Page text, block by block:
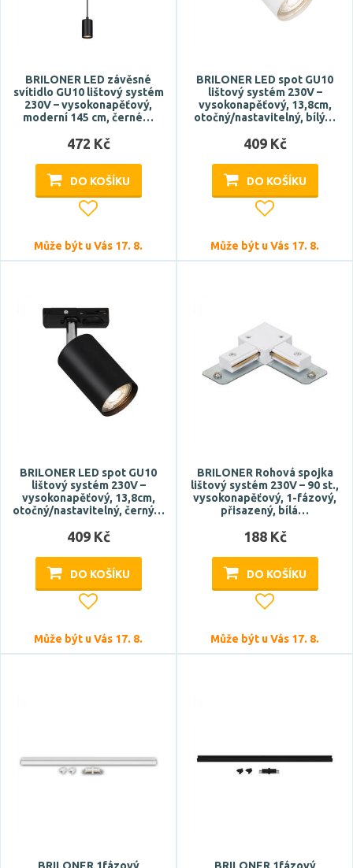
BRILONER LED závěsné
svítidlo GU10 lištový systém
230V – vysokonapěťový,
moderní 145 cm, černé…
472 Kč
DO KOŠÍKU
Může být u Vás 17. 8.
BRILONER LED spot GU10
lištový systém 230V –
vysokonapěťový, 13,8cm,
otočný/nastavitelný, bílý…
409 Kč
DO KOŠÍKU
Může být u Vás 17. 8.
BRILONER LED spot GU10
lištový systém 230V –
vysokonapěťový, 13,8cm,
otočný/nastavitelný, černý…
409 Kč
DO KOŠÍKU
Může být u Vás 17. 8.
BRILONER Rohová spojka
lištový systém 230V – 90 st.,
vysokonapěťový, 1-fázový,
přisazený, bílá…
188 Kč
DO KOŠÍKU
Může být u Vás 17. 8.